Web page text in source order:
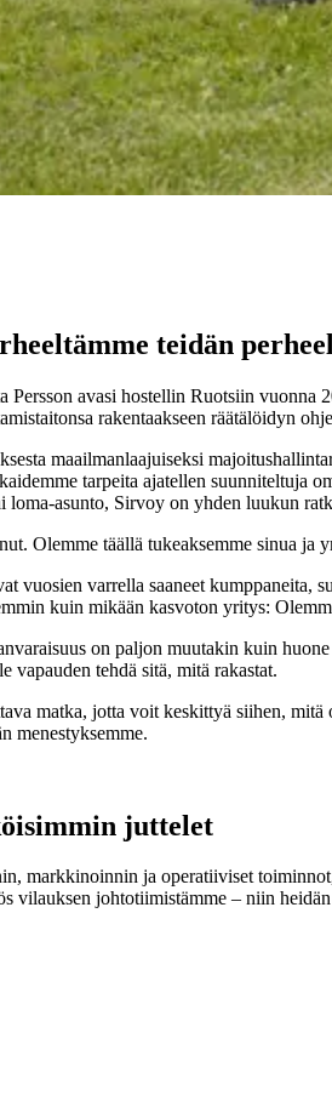
teidän
avasi hostellin Ruotsiin vuonna
rakentaakseen räätälöidyn
maailmanlaajuiseksi
tarpeita ajatellen
asunto, Sirvoy on yhden luukun
Olemme täällä tukeaksemme sinua
vuosien varrella saaneet
kuin mikään kasvoton yritys:
on paljon muutakin kuin
vapauden tehdä sitä, mitä rakastat.
matka, jotta voit keskittyä siihen,
menestyksemme.
juttelet
markkinoinnin ja operatiiviset
vilauksen johtotiimistämme – niin